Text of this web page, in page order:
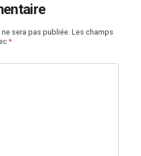
sera pas publiée. Les champs
*